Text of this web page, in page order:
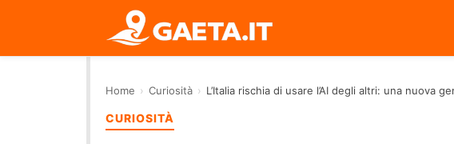
Home › Curiosità › L’Italia rischia di usare l’AI degli altri: una nuova
CURIOSITÀ